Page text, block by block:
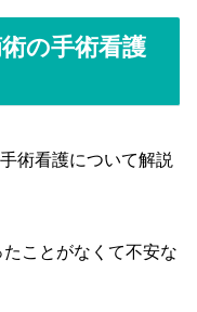
の手術看護
術看護について解説
ことがなくて不安な